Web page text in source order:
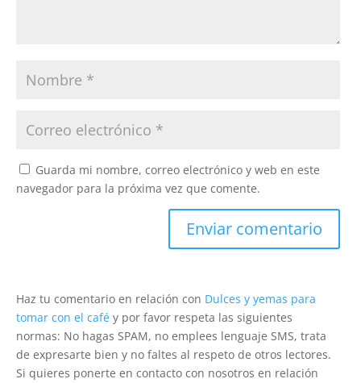
Guarda mi nombre, correo electrónico y web en este
navegador para la próxima vez que comente.
Haz tu comentario en relación con Dulces y yemas para
tomar con el café y por favor respeta las siguientes
normas: No hagas SPAM, no emplees lenguaje SMS, trata
de expresarte bien y no faltes al respeto de otros lectores.
Si quieres ponerte en contacto con nosotros en relación